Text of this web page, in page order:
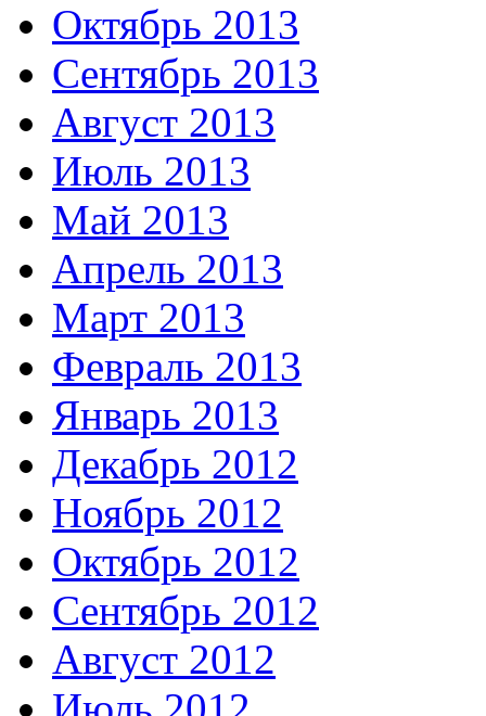
Октябрь 2013
Сентябрь 2013
Август 2013
Июль 2013
Май 2013
Апрель 2013
Март 2013
Февраль 2013
Январь 2013
Декабрь 2012
Ноябрь 2012
Октябрь 2012
Сентябрь 2012
Август 2012